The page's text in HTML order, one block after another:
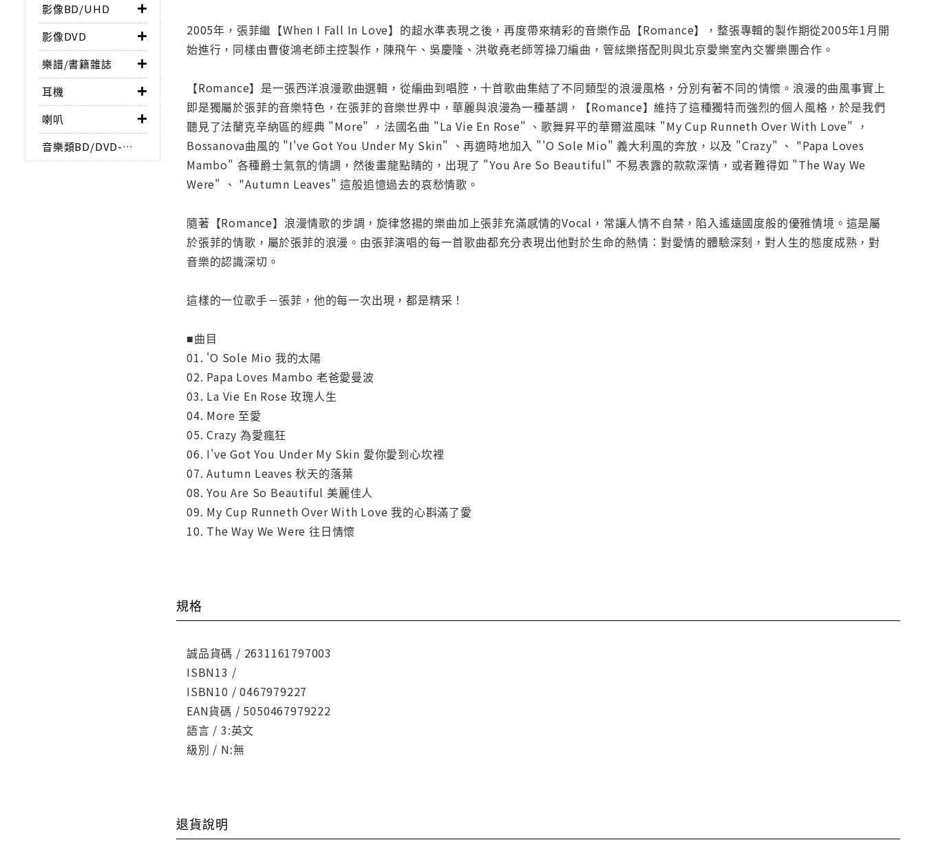
影像BD/UHD
影像DVD
樂譜/書籍雜誌
耳機
喇叭
音樂類BD/DVD-AUDIO
2005年，張菲繼【When I Fall In Love】的超水準表現之後，再度帶來精彩的音樂作品【Romance】，整張專輯的製作期從2005年1月開
始進行，同樣由曹俊鴻老師主控製作，陳飛午、吳慶隆、洪敬堯老師等操刀編曲，管絃樂搭配則與北京愛樂室內交響樂團合作。
【Romance】是一張西洋浪漫歌曲選輯，從編曲到唱腔，十首歌曲集結了不同類型的浪漫風格，分別有著不同的情懷。浪漫的曲風事實上
即是獨屬於張菲的音樂特色，在張菲的音樂世界中，華麗與浪漫為一種基調，【Romance】維持了這種獨特而強烈的個人風格，於是我們
聽見了法蘭克辛納區的經典 "More" ，法國名曲 "La Vie En Rose" 、歌舞昇平的華爾滋風味 "My Cup Runneth Over With Love" ，
Bossanova曲風的 "I've Got You Under My Skin" 、再適時地加入 "'O Sole Mio" 義大利風的奔放，以及 "Crazy" 、 "Papa Loves
Mambo" 各種爵士氣氛的情調，然後畫龍點睛的，出現了 "You Are So Beautiful" 不易表露的款款深情，或者難得如 "The Way We
Were" 、 "Autumn Leaves" 這般追憶過去的哀愁情歌。
隨著【Romance】浪漫情歌的步調，旋律悠揚的樂曲加上張菲充滿感情的Vocal，常讓人情不自禁，陷入遙遠國度般的優雅情境。這是屬
於張菲的情歌，屬於張菲的浪漫。由張菲演唱的每一首歌曲都充分表現出他對於生命的熱情：對愛情的體驗深刻，對人生的態度成熟，對
音樂的認識深切。
這樣的一位歌手－張菲，他的每一次出現，都是精采！
■曲目
01. 'O Sole Mio 我的太陽
02. Papa Loves Mambo 老爸愛曼波
03. La Vie En Rose 玫瑰人生
04. More 至愛
05. Crazy 為愛瘋狂
06. I've Got You Under My Skin 愛你愛到心坎裡
07. Autumn Leaves 秋天的落葉
08. You Are So Beautiful 美麗佳人
09. My Cup Runneth Over With Love 我的心斟滿了愛
10. The Way We Were 往日情懷
規格
誠品貨碼 / 2631161797003
ISBN13 /
ISBN10 / 0467979227
EAN貨碼 / 5050467979222
語言 / 3:英文
級別 / N:無
退貨說明